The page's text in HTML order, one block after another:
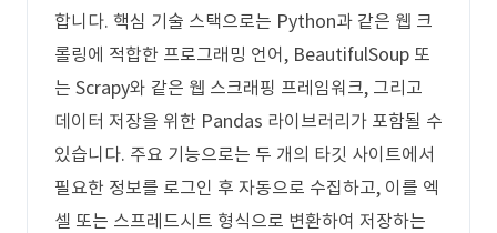
합니다. 핵심 기술 스택으로는 Python과 같은 웹 크
롤링에 적합한 프로그래밍 언어, BeautifulSoup 또
는 Scrapy와 같은 웹 스크래핑 프레임워크, 그리고
데이터 저장을 위한 Pandas 라이브러리가 포함될 수
있습니다. 주요 기능으로는 두 개의 타깃 사이트에서
필요한 정보를 로그인 후 자동으로 수집하고, 이를 엑
셀 또는 스프레드시트 형식으로 변환하여 저장하는